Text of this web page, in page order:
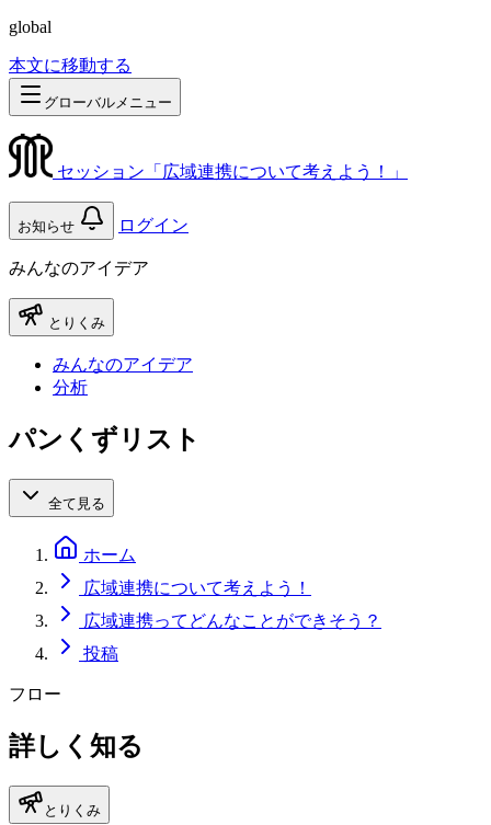
global
本文に移動する
グローバルメニュー
セッション「広域連携について考えよう！」
お知らせ ログイン
みんなのアイデア
とりくみ
みんなのアイデア
分析
パンくずリスト
全て見る
ホーム
広域連携について考えよう！
広域連携ってどんなことができそう？
投稿
フロー
詳しく知る
とりくみ